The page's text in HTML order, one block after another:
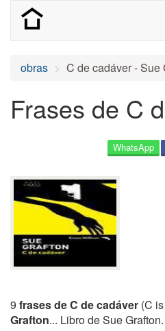
obras C de cadáver - Sue
Frases de C
WhatsApp
9 frases de C de cadáver (C
Grafton... Libro de Sue Grafton.